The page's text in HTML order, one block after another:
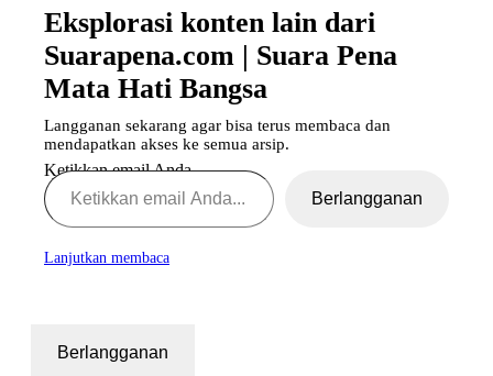
Eksplorasi konten lain dari
Suarapena.com | Suara Pena
Mata Hati Bangsa
Langganan sekarang agar bisa terus membaca dan
mendapatkan akses ke semua arsip.
Ketikkan email Anda...
Berlangganan
Lanjutkan membaca
Berlangganan